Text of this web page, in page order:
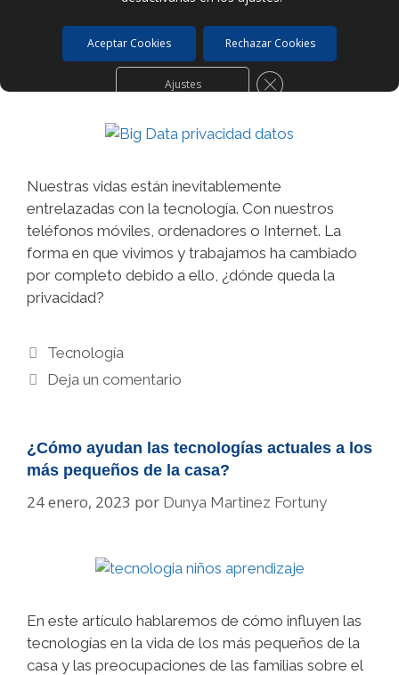
privacidad?
29 enero, 2023porJordi Martinez
Nuestras vidas están inevitablemente
entrelazadas con la tecnología. Con nuestros
teléfonos móviles, ordenadores o Internet. La
forma en que vivimos y trabajamos ha cambiado
por completo debido a ello, ¿dónde queda la
privacidad?
Categorías
Tecnología
Deja un comentario
¿Cómo ayudan las tecnologías actuales a los
más pequeños de la casa?
24 enero, 2023 por Dunya Martinez Fortuny
En este artículo hablaremos de cómo influyen las
tecnologías en la vida de los más pequeños de la
casa y las preocupaciones de las familias sobre el
Aceptar Cookies Rechazar Cookies
Ajustes Cerrar el banner de